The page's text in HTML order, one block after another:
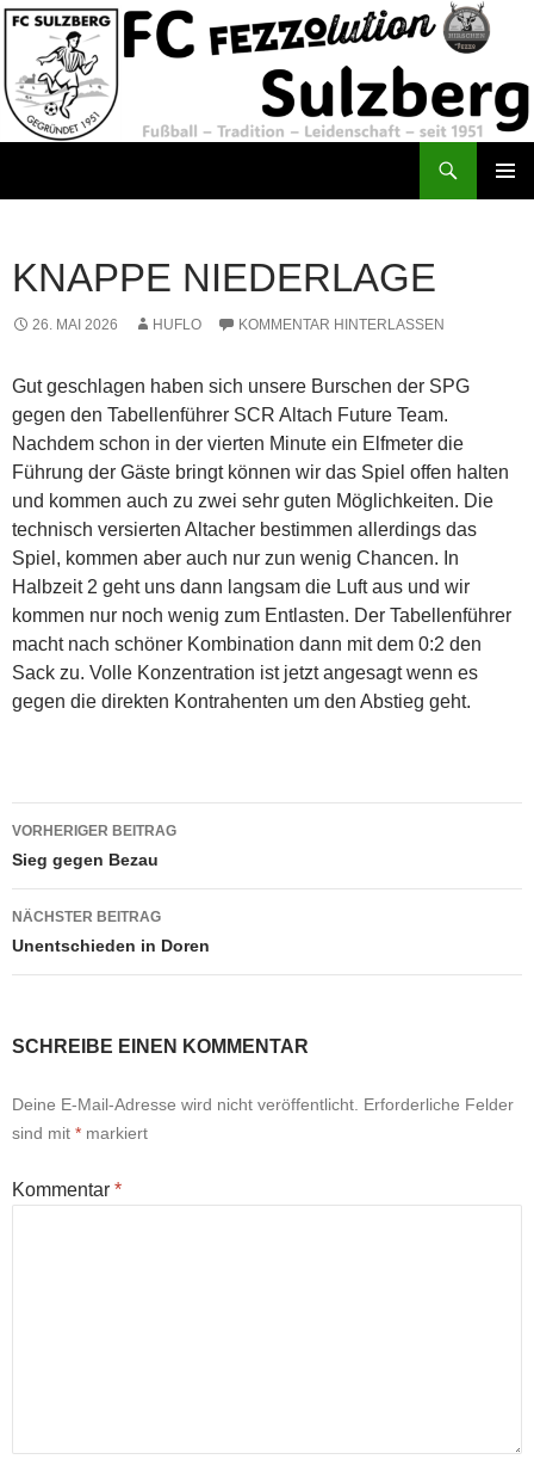
Zum
springen
KNAPPE NIEDERLAGE
26. MAI 2026 HUFLO KOMMENTAR HINTERLASSEN
Gut geschlagen haben sich unsere Burschen der SPG
gegen den Tabellenführer SCR Altach Future Team.
Nachdem schon in der vierten Minute ein Elfmeter die
Führung der Gäste bringt können wir das Spiel offen halten
und kommen auch zu zwei sehr guten Möglichkeiten. Die
technisch versierten Altacher bestimmen allerdings das
Spiel, kommen aber auch nur zun wenig Chancen. In
Halbzeit 2 geht uns dann langsam die Luft aus und wir
kommen nur noch wenig zum Entlasten. Der Tabellenführer
macht nach schöner Kombination dann mit dem 0:2 den
Sack zu. Volle Konzentration ist jetzt angesagt wenn es
gegen die direkten Kontrahenten um den Abstieg geht.
Beitragsnavigation
VORHERIGER BEITRAG
Sieg gegen Bezau
NÄCHSTER BEITRAG
Unentschieden in Doren
SCHREIBE EINEN KOMMENTAR
Deine E-Mail-Adresse wird nicht veröffentlicht. Erforderliche Felder
sind mit * markiert
Kommentar *